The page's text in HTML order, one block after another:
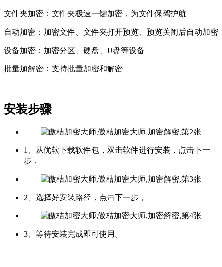
文件夹加密：文件夹极速一键加密，为文件保驾护航
自动加密：加密文件、文件夹打开预览、预览关闭后自动加密
设备加密：加密分区、硬盘、U盘等设备
批量加解密：支持批量加密和解密
安装步骤
1、从优软下载软件包，双击软件进行安装，点击下一
步，
2、选择好安装路径，点击下一步，
3、等待安装完成即可使用。